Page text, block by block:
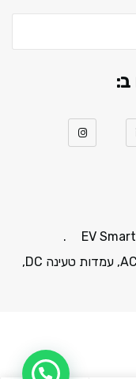
ב:
EV
.
מתמחים ביבוא והתקנות עמדות טעינה AC, עמדות טעינה DC,